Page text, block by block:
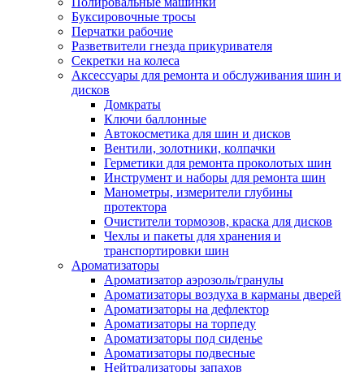
Буксировочные тросы
Перчатки рабочие
Разветвители гнезда прикуривателя
Секретки на колеса
Аксессуары для ремонта и обслуживания ‎шин и
дисков
Домкраты
Ключи баллонные
Автокосметика для шин и дисков
Вентили, золотники, колпачки
Герметики для ремонта проколотых шин
Инструмент и наборы для ремонта шин
Манометры, измерители глубины
протектора
Очистители тормозов, краска для дисков
Чехлы и пакеты для хранения и
транспортировки шин
Ароматизаторы
Ароматизатор аэрозоль/гранулы
Ароматизаторы воздуха в карманы дверей
Ароматизаторы на дефлектор
Ароматизаторы на торпеду
Ароматизаторы под сиденье
Ароматизаторы подвесные
Нейтрализаторы запахов